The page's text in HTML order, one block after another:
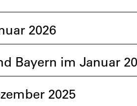
2026
Bayern im Januar
2025